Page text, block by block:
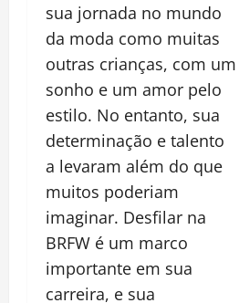
sua jornada no mundo
da moda como muitas
outras crianças, com um
sonho e um amor pelo
estilo. No entanto, sua
determinação e talento
a levaram além do que
muitos poderiam
imaginar. Desfilar na
BRFW é um marco
importante em sua
carreira, e sua